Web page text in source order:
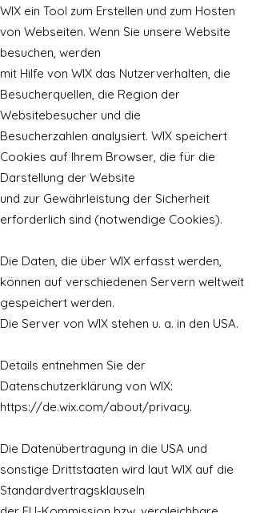
WIX ein Tool zum Erstellen und zum Hosten
von Webseiten. Wenn Sie unsere Website
besuchen, werden
mit Hilfe von WIX das Nutzerverhalten, die
Besucherquellen, die Region der
Websitebesucher und die
Besucherzahlen analysiert. WIX speichert
Cookies auf Ihrem Browser, die für die
Darstellung der Website
und zur Gewährleistung der Sicherheit
erforderlich sind (notwendige Cookies).
Die Daten, die über WIX erfasst werden,
können auf verschiedenen Servern weltweit
gespeichert werden.
Die Server von WIX stehen u. a. in den USA.
Details entnehmen Sie der
Datenschutzerklärung von WIX:
https://de.wix.com/about/privacy.
Die Datenübertragung in die USA und
sonstige Drittstaaten wird laut WIX auf die
Standardvertragsklauseln